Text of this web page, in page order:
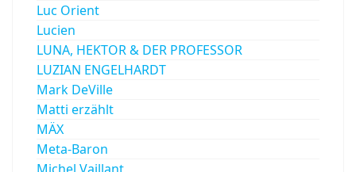
Luc Orient
Lucien
LUNA, HEKTOR & DER PROFESSOR
LUZIAN ENGELHARDT
Mark DeVille
Matti erzählt
MÄX
Meta-Baron